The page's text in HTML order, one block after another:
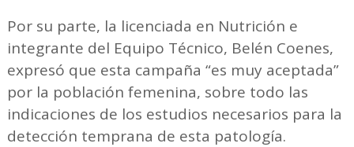
Por su parte, la licenciada en Nutrición e
integrante del Equipo Técnico, Belén Coenes,
expresó que esta campaña “es muy aceptada”
por la población femenina, sobre todo las
indicaciones de los estudios necesarios para la
detección temprana de esta patología.